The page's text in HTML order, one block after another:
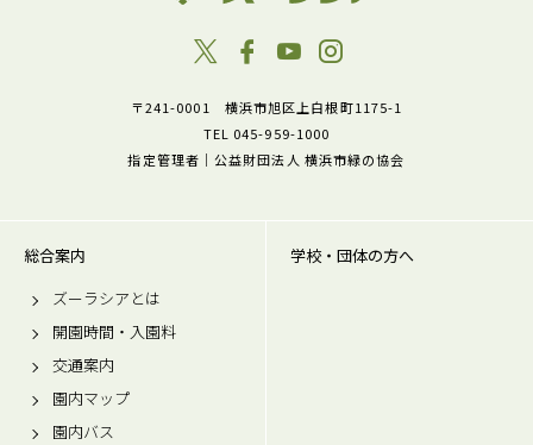
〒241-0001 横浜市旭区上白根町1175-1
TEL 045-959-1000
指定管理者｜公益財団法人 横浜市緑の協会
総合案内
ズーラシアとは
開園時間・入園料
交通案内
園内マップ
園内バス
学校・団体の方へ